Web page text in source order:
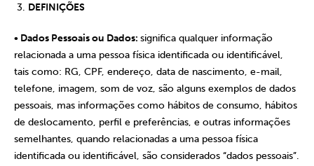
DEFINIÇÕES
• Dados Pessoais ou Dados: significa qualquer informação
relacionada a uma pessoa física identificada ou identificável,
tais como: RG, CPF, endereço, data de nascimento, e-mail,
telefone, imagem, som de voz, são alguns exemplos de dados
pessoais, mas informações como hábitos de consumo, hábitos
de deslocamento, perfil e preferências, e outras informações
semelhantes, quando relacionadas a uma pessoa física
identificada ou identificável, são considerados “dados pessoais”.